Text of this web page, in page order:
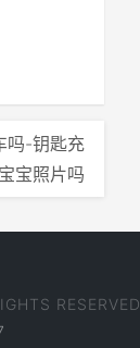
吗-钥匙充
宝照片吗
RESERVED